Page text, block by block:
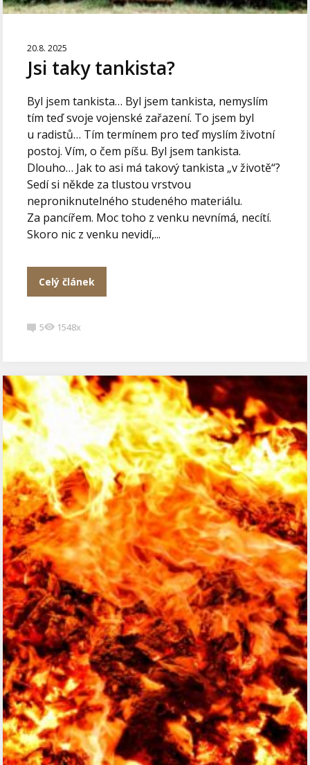
20.8. 2025
Jsi taky tankista?
Byl jsem tankista… Byl jsem tankista, nemyslím
tím teď svoje vojenské zařazení. To jsem byl
u radistů… Tím termínem pro teď myslím životní
postoj. Vím, o čem píšu. Byl jsem tankista.
Dlouho… Jak to asi má takový tankista „v životě“?
Sedí si někde za tlustou vrstvou
neproniknutelného studeného materiálu.
Za pancířem. Moc toho z venku nevnímá, necítí.
Skoro nic z venku nevidí,...
Celý článek
5 1548x